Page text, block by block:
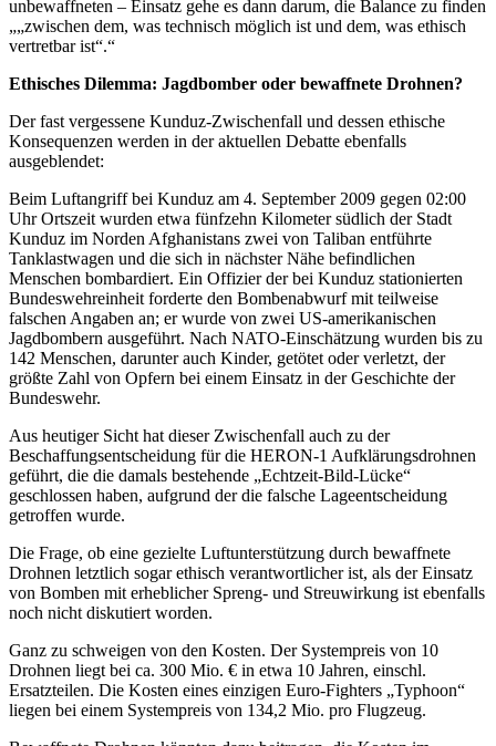
unbewaffneten – Einsatz gehe es dann darum, die Balance zu finden
„„zwischen dem, was technisch möglich ist und dem, was ethisch
vertretbar ist“.“
Ethisches Dilemma: Jagdbomber oder bewaffnete Drohnen?
Der fast vergessene Kunduz-Zwischenfall und dessen ethische
Konsequenzen werden in der aktuellen Debatte ebenfalls
ausgeblendet:
Beim Luftangriff bei Kunduz am 4. September 2009 gegen 02:00
Uhr Ortszeit wurden etwa fünfzehn Kilometer südlich der Stadt
Kunduz im Norden Afghanistans zwei von Taliban entführte
Tanklastwagen und die sich in nächster Nähe befindlichen
Menschen bombardiert. Ein Offizier der bei Kunduz stationierten
Bundeswehreinheit forderte den Bombenabwurf mit teilweise
falschen Angaben an; er wurde von zwei US-amerikanischen
Jagdbombern ausgeführt. Nach NATO-Einschätzung wurden bis zu
142 Menschen, darunter auch Kinder, getötet oder verletzt, der
größte Zahl von Opfern bei einem Einsatz in der Geschichte der
Bundeswehr.
Aus heutiger Sicht hat dieser Zwischenfall auch zu der
Beschaffungsentscheidung für die HERON-1 Aufklärungsdrohnen
geführt, die die damals bestehende „Echtzeit-Bild-Lücke“
geschlossen haben, aufgrund der die falsche Lageentscheidung
getroffen wurde.
Die Frage, ob eine gezielte Luftunterstützung durch bewaffnete
Drohnen letztlich sogar ethisch verantwortlicher ist, als der Einsatz
von Bomben mit erheblicher Spreng- und Streuwirkung ist ebenfalls
noch nicht diskutiert worden.
Ganz zu schweigen von den Kosten. Der Systempreis von 10
Drohnen liegt bei ca. 300 Mio. € in etwa 10 Jahren, einschl.
Ersatzteilen. Die Kosten eines einzigen Euro-Fighters „Typhoon“
liegen bei einem Systempreis von 134,2 Mio. pro Flugzeug.